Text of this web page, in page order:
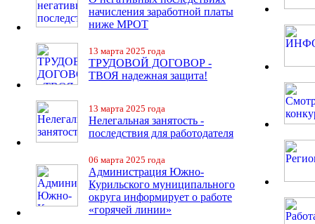
начисления заработной платы
ниже МРОТ
13 марта 2025 года
ТРУДОВОЙ ДОГОВОР -
ТВОЯ надежная защита!
13 марта 2025 года
Нелегальная занятость -
последствия для работодателя
06 марта 2025 года
Администрация Южно-
Курильского муниципального
округа информирует о работе
«горячей линии»